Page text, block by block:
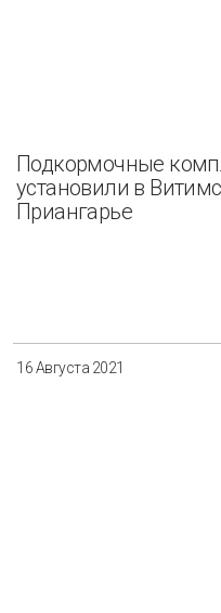
Подкормочные
установили в
Приангарье
16 Августа 2021